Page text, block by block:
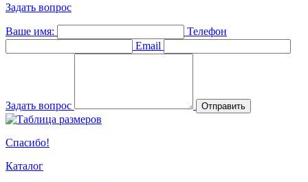
Задать вопрос
Ваше имя:
Телефон
Email
Задать вопрос Отправить
Спасибо!
Каталог